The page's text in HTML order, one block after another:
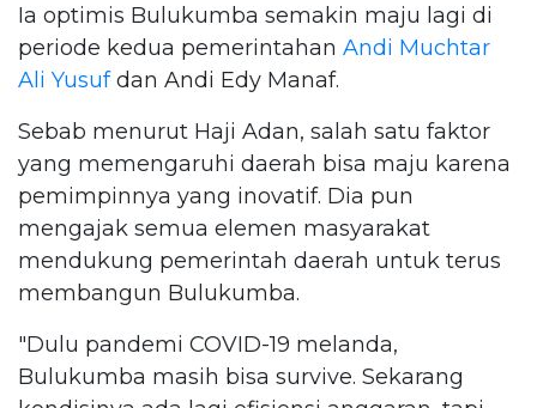
Ia optimis Bulukumba semakin maju lagi di
periode kedua pemerintahan Andi Muchtar
Ali Yusufdan Andi Edy Manaf.
Sebab menurut Haji Adan, salah satu faktor
yang memengaruhi daerah bisa maju karena
pemimpinnya yang inovatif. Dia pun
mengajak semua elemen masyarakat
mendukung pemerintah daerah untuk terus
membangun Bulukumba.
"Dulu pandemi COVID-19 melanda,
Bulukumba masih bisa survive. Sekarang